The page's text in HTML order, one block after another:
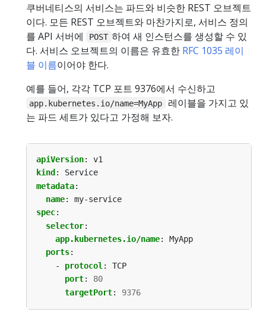
쿠버네티스의 서비스는 파드와 비슷한 REST 오브젝트
이다. 모든 REST 오브젝트와 마찬가지로, 서비스 정의
를 API 서버에
POST 하여 새 인스턴스를 생성할 수 있
다. 서비스 오브젝트의 이름은 유효한 RFC 1035 레이
블 이름이어야 한다.
예를 들어, 각각 TCP 포트 9376에서 수신하고
app.kubernetes.io/name=MyApp
레이블을 가지고 있
는 파드 세트가 있다고 가정해 보자.
apiVersion:
v1
kind :
Service
metadata:
name:
my-service
spec:
selector:
app.kubernetes.io/name:
MyApp
ports:
- protocol :
TCP
port:
80
targetPort: 9376